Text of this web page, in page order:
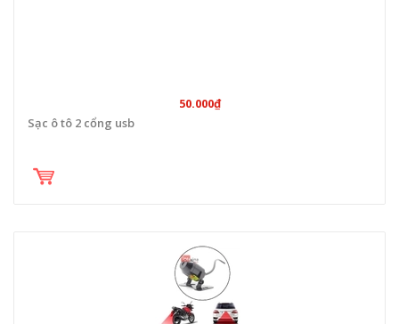
50.000₫
Sạc ô tô 2 cổng usb